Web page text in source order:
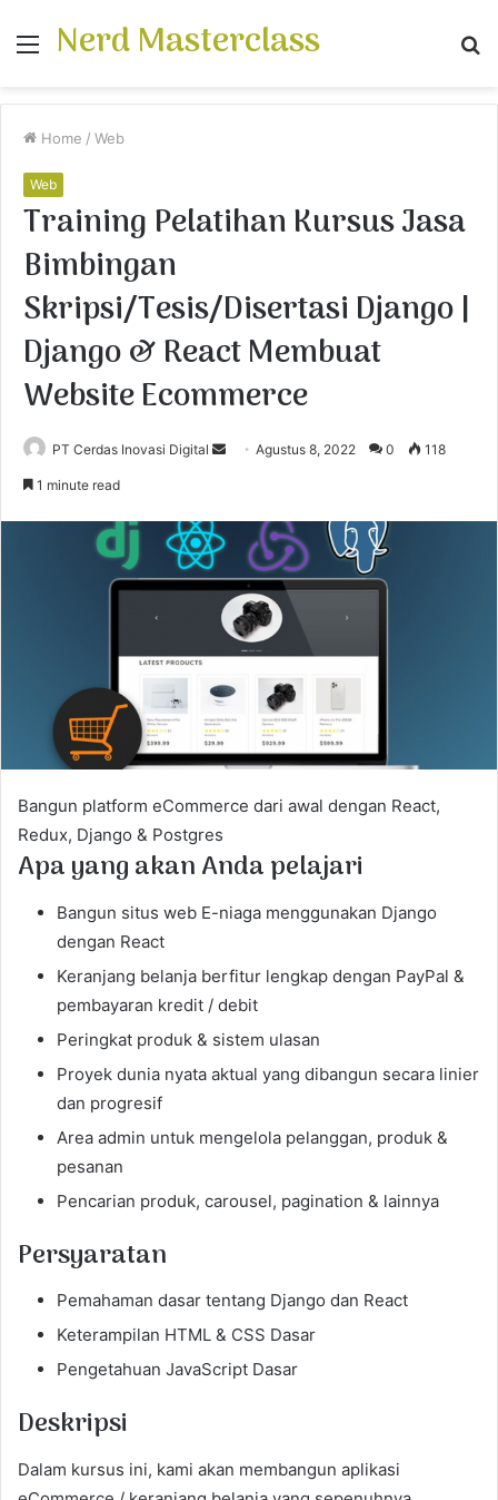
Menu
Nerd Masterclass
Home / Web
Web
Training Pelatihan Kursus Jasa
Bimbingan
Skripsi/Tesis/Disertasi Django |
Django & React Membuat
Website Ecommerce
PT Cerdas Inovasi Digital
n
e
m
i
l
Agustus 8, 2022 0 118
1 minute read
Bangun platform eCommerce dari awal dengan React,
Redux, Django & Postgres
Apa yang akan Anda pelajari
Bangun situs web E-niaga menggunakan Django
dengan React
Keranjang belanja berfitur lengkap dengan PayPal &
pembayaran kredit / debit
Peringkat produk & sistem ulasan
Proyek dunia nyata aktual yang dibangun secara linier
dan progresif
Area admin untuk mengelola pelanggan, produk &
pesanan
Pencarian produk, carousel, pagination & lainnya
Persyaratan
Pemahaman dasar tentang Django dan React
Keterampilan HTML & CSS Dasar
Pengetahuan JavaScript Dasar
Deskripsi
Dalam kursus ini, kami akan membangun aplikasi